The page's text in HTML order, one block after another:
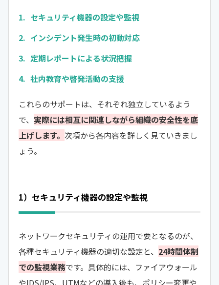
セキュリティ機器の設定や監視
インシデント発生時の初動対応
定期レポートによる状況把握
社内教育や啓発活動の支援
これらのサポートは、それぞれ独立しているよう
で、 実際には相互に関連しながら組織の安全性を底
上げします。 次項から各内容を詳しく見ていきまし
ょう。
1）セキュリティ機器の設定や監視
ネットワークセキュリティの運用で要となるのが、
各種セキュリティ機器の適切な設定と、 24時間体制
での監視業務です。具体的には、ファイアウォール
やIDS/IPS、UTMなどの導入後も、ポリシー変更や